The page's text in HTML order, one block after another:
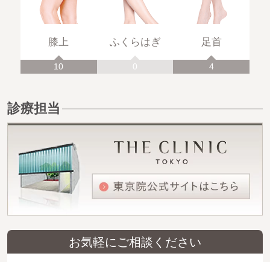
膝上
10
ふくらはぎ
0
足首
4
診療担当
お気軽にご相談ください